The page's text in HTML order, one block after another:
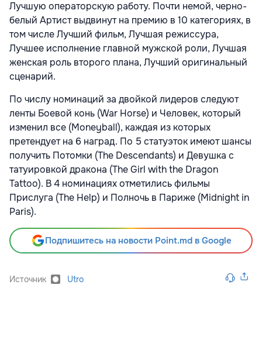
Лучшую операторскую работу. Почти немой, черно-
белый Артист выдвинут на премию в 10 категориях, в
том числе Лучший фильм, Лучшая режиссура,
Лучшее исполнение главной мужской роли, Лучшая
женская роль второго плана, Лучший оригинальный
сценарий.
По числу номинаций за двойкой лидеров следуют
ленты Боевой конь (War Horse) и Человек, который
изменил все (Moneyball), каждая из которых
претендует на 6 наград. По 5 статуэток имеют шансы
получить Потомки (The Descendants) и Девушка с
татуировкой дракона (The Girl with the Dragon
Tattoo). В 4 номинациях отметились фильмы
Прислуга (The Help) и Полночь в Париже (Midnight in
Paris).
Подпишитесь на новости Point.md в Google
Источник Utro